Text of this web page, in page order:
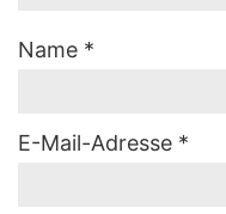
Name *
E-Mail-Adresse *